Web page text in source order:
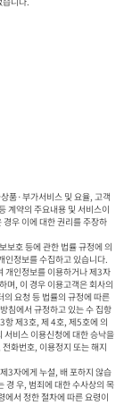
품·부가서비스 및 요율, 고객
계약의 주요내용 및 서비스이
우 이에 대한 권리를 주장하
보호 등에 관한 법률 규정에 의
인정보를 수집하고 있습니다.
개인정보를 이용하거나 제3자
며, 이 경우 이용고객은 회사의
요청 등 법률의 규정에 따른
침에서 규정하고 있는 수 집항
제3호, 제 4호, 제5호에 의
서비스 이용신청에 대한 승낙을
화번호, 이용정지 또는 해지
3자에게 누설, 배 포하지 않습
경 우, 범죄에 대한 수사상의 목
에서 정한 절차에 따른 요령이